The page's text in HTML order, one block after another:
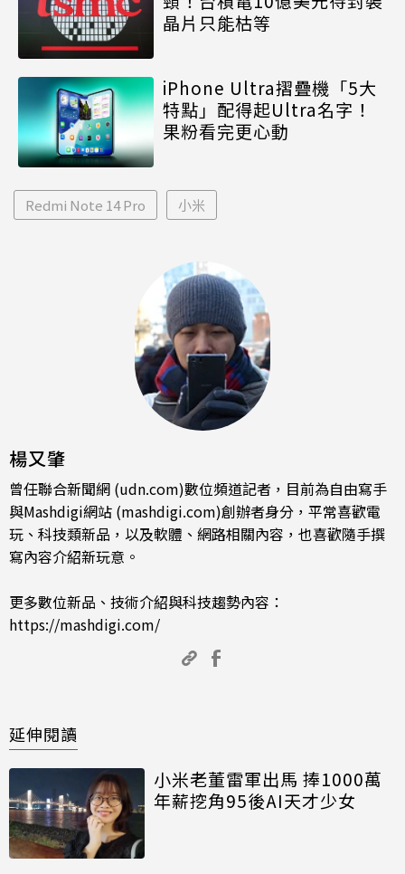
晶片只能枯等
iPhone Ultra摺疊機「5大
特點」配得起Ultra名字！
果粉看完更心動
Redmi Note 14 Pro 小米
楊又肇
曾任聯合新聞網 (udn.com)數位頻道記者，目前為自由寫手
與Mashdigi網站 (mashdigi.com)創辦者身分，平常喜歡電
玩、科技類新品，以及軟體、網路相關內容，也喜歡隨手撰
寫內容介紹新玩意。
更多數位新品、技術介紹與科技趨勢內容：
https://mashdigi.com/
延伸閱讀
小米老董雷軍出馬 捧1000萬
年薪挖角95後AI天才少女